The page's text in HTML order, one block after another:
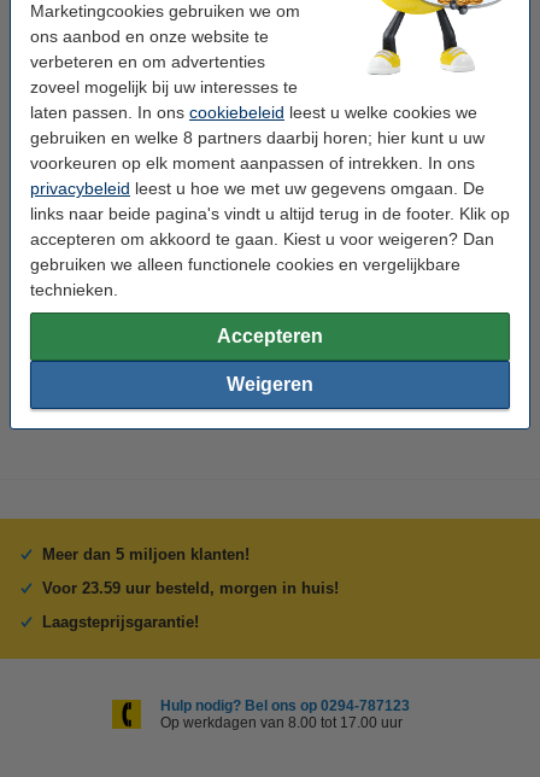
Marketingcookies gebruiken we om
ons aanbod en onze website te
verbeteren en om advertenties
zoveel mogelijk bij uw interesses te
laten passen. In ons cookiebeleid leest u welke cookies we
gebruiken en welke 8 partners daarbij horen; hier kunt u uw
voorkeuren op elk moment aanpassen of intrekken. In ons
privacybeleid leest u hoe we met uw gegevens omgaan. De
links naar beide pagina's vindt u altijd terug in de footer. Klik op
accepteren om akkoord te gaan. Kiest u voor weigeren? Dan
gebruiken we alleen functionele cookies en vergelijkbare
technieken.
Accepteren
Weigeren
123inkt
EAN-code: 8718237116655
Ons artikelnr: 052215
Nummer: C13T09C54A
Tip: complete set bestellen
Epson aanbieding: 108-serie zwart + 5 kleuren
Wij adviseren u om deze inkttank i.p.v. de originele inkttank te
Meer dan 5 miljoen klanten!
Voor 23.59 uur besteld, morgen in huis!
Laagsteprijsgarantie!
Hulp nodig? Bel ons op 0294-787123
Op werkdagen van 8.00 tot 17.00 uur